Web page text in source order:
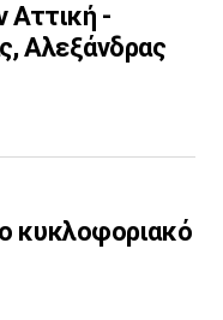
Αττική -
Αλεξάνδρας
κυκλοφοριακό